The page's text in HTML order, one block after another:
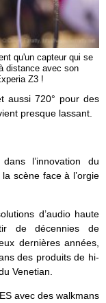
qu'un capteur qui se
distance avec son
Z3 !
aussi 720° pour des
presque lassant.
l’innovation du
scène face à l’orgie
d’audio haute
de décennies de
dernières années,
des produits de hi-
Venetian.
avec des walkmans